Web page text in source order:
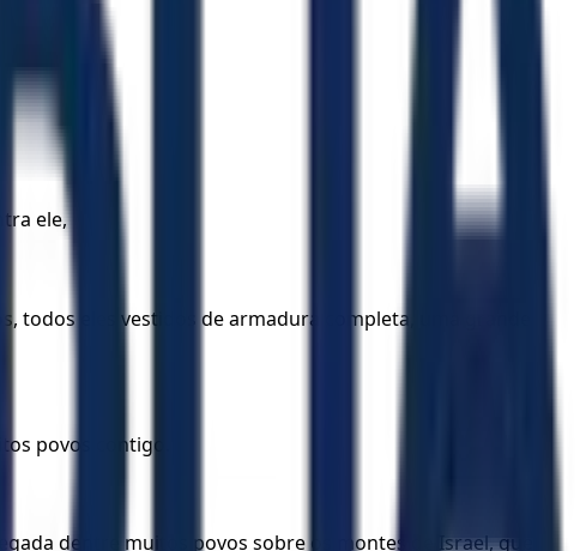
ele,
todos eles vestidos de armadura completa, uma grande
povos contigo.
dentre muitos povos sobre os montes de Israel, que